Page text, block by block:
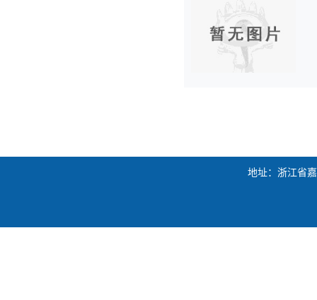
地址：浙江省